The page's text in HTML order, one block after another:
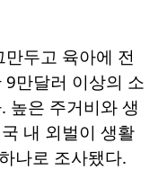
두고 육아에 전
만달러 이상의 소
높은 주거비와 생
내 외벌이 생활
나로 조사됐다.